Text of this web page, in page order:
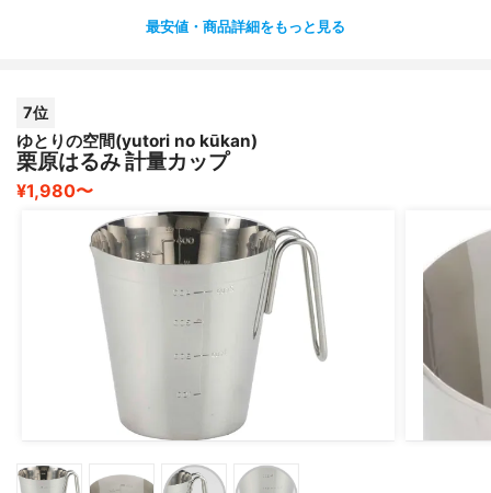
最安値・商品詳細をもっと見る
7位
ゆとりの空間(yutori no kūkan)
栗原はるみ 計量カップ
¥1,980〜